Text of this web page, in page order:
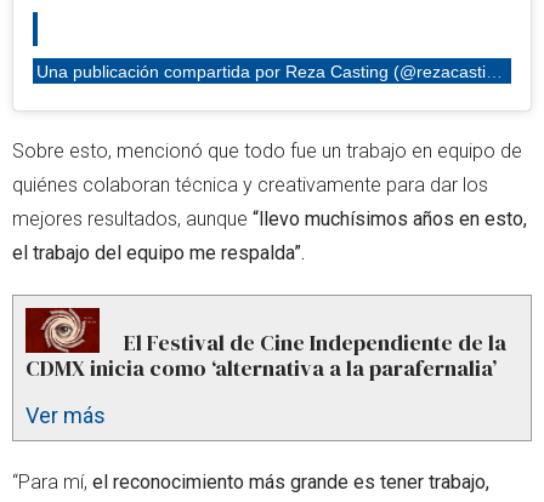
Una publicación compartida por Reza Casting (@rezacasting)
Sobre esto, mencionó que todo fue un trabajo en equipo de
quiénes colaboran técnica y creativamente para dar los
mejores resultados, aunque “llevo muchísimos años en esto,
el trabajo del equipo me respalda”.
El Festival de Cine Independiente de la
CDMX inicia como ‘alternativa a la parafernalia’
Ver más
“Para mí, el reconocimiento más grande es tener trabajo,